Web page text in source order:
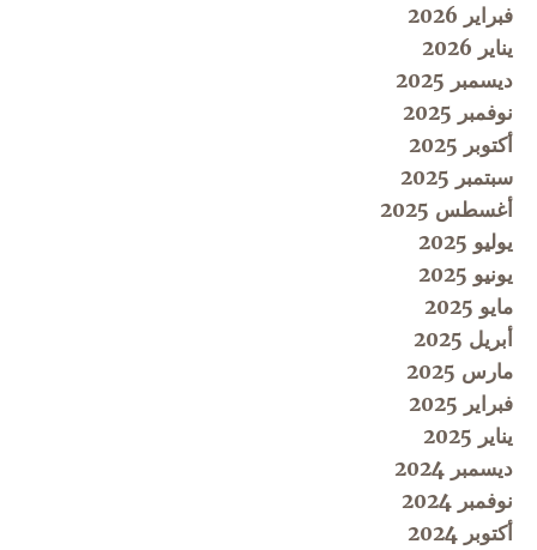
فبراير 2026
يناير 2026
ديسمبر 2025
نوفمبر 2025
أكتوبر 2025
سبتمبر 2025
أغسطس 2025
يوليو 2025
يونيو 2025
مايو 2025
أبريل 2025
مارس 2025
فبراير 2025
يناير 2025
ديسمبر 2024
نوفمبر 2024
أكتوبر 2024